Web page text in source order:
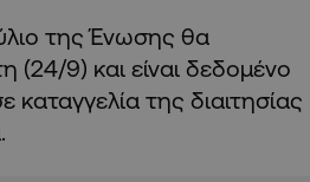
της Ένωσης θα
(24/9) και είναι δεδομένο
καταγγελία της διαιτησίας